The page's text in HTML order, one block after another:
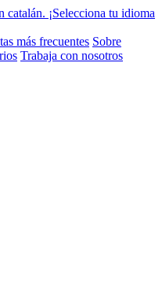
catalán. ¡Selecciona tu idioma
más frecuentes Sobre
Trabaja con nosotros